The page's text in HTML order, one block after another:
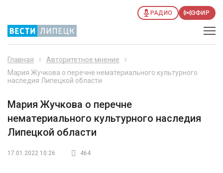
РАДИО ЭФИР
Главная
Авторитетное мнение
Мария Жучкова о перечне нематериального культурного
наследия Липецкой области
Мария Жучкова о перечне
нематериального культурного наследия
Липецкой области
17.01.2022 10:26 464